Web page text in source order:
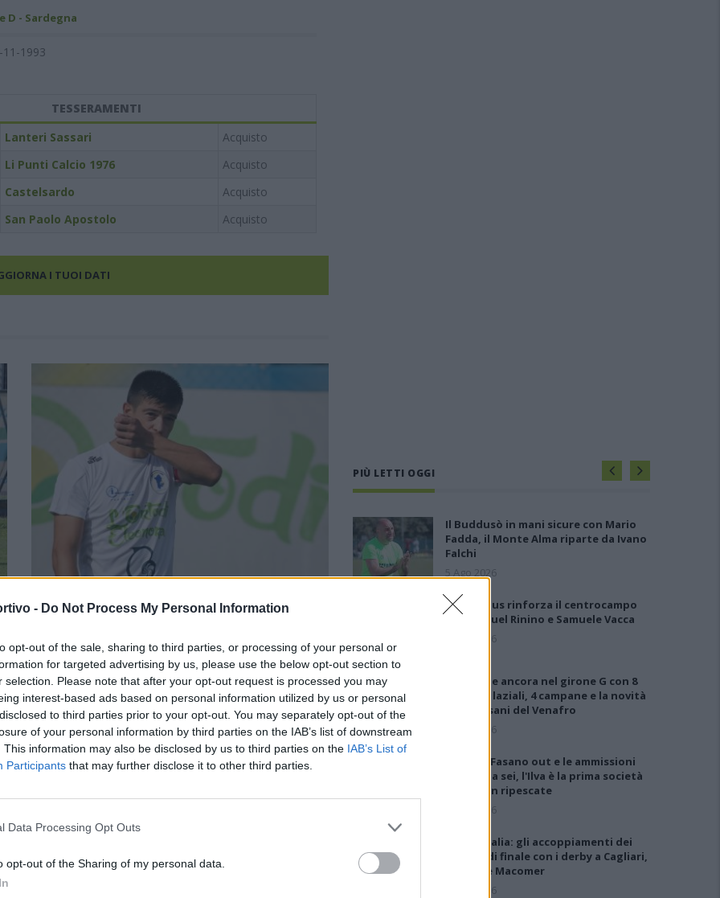
- Do Not Process My Personal Information
opt-out of the sale, sharing to third parties, or processing of your personal or
for targeted advertising by us, please use the below opt-out section to
selection. Please note that after your opt-out request is processed you may
interest-based ads based on personal information utilized by us or personal
to third parties prior to your opt-out. You may separately opt-out of the
of your personal information by third parties on the IAB’s list of downstream
This information may also be disclosed by us to third parties on the IAB’s List of
Participants that may further disclose it to other third parties.
Data Processing Opt Outs
opt-out of the Sharing of my personal data.
D - Sardegna
11-1993
TESSERAMENTI
Lanteri Sassari
Acquisto
Li Punti Calcio 1976
Acquisto
Castelsardo
Acquisto
San Paolo Apostolo Acquisto
I TUOI DATI
Il Tertenia fa un gran colpo e riporta a casa
22 Lug 2026
Sarà una delle favorite per il salto in Promozione. La
campagna acquisti del Tertenia è senz'altro faraonica per la
categoria e l'ultimo colpo degli ogliastrini fa rumore perché a
rinforzare la…
Il Pirri si riaffida alle mani esperte di
d’amore rimasta solo in pausa»
2 Giu 2026
Primu Categoria: is de su Fonne e is
PIÙ LETTI OGGI
Il Buddusò in mani sicure con Mario
Fadda, il Monte Alma riparte da Ivano
Falchi
5 Ago 2026
Il Selargius rinforza il centrocampo
con Manuel Rinino e Samuele Vacca
6 Ago 2026
Le 5 sarde ancora nel girone G con 8
squadre laziali, 4 campane e la novità
dei molisani del Venafro
6 Ago 2026
Anche il Fasano out e le ammissioni
salgono a sei, l'Ilva è la prima società
tra le non ripescate
5 Ago 2026
Coppa Italia: gli accoppiamenti dei
16esimi di finale con i derby a Cagliari,
Sassari e Macomer
5 Ago 2026